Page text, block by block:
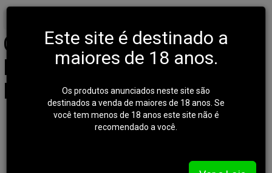
Cinto Br Force - Falcão -
Fivela Metal Engate
Rápido
Este site é destinado a
maiores de 18 anos.
Os produtos anunciados neste site são
destinados a venda de maiores de 18 anos. Se
você tem menos de 18 anos este site não é
recomendado a você.